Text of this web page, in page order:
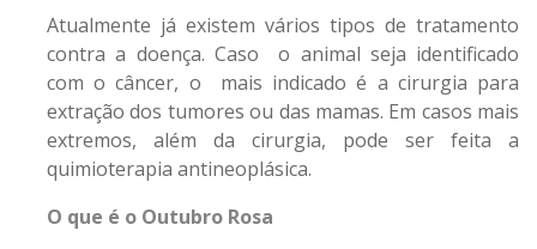
Atualmente já existem vários tipos de tratamento
contra a doença. Caso o animal seja identificado
com o câncer, o mais indicado é a cirurgia para
extração dos tumores ou das mamas. Em casos mais
extremos, além da cirurgia, pode ser feita a
quimioterapia antineoplásica.
O que é o Outubro Rosa